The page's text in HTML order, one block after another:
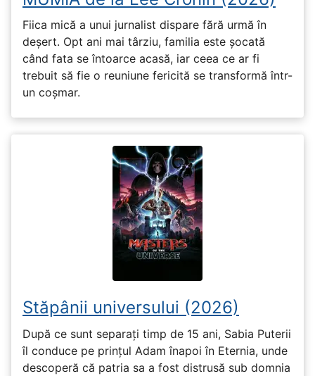
Fiica mică a unui jurnalist dispare fără urmă în
deșert. Opt ani mai târziu, familia este șocată
când fata se întoarce acasă, iar ceea ce ar fi
trebuit să fie o reuniune fericită se transformă într-
un coșmar.
Stăpânii universului (2026)
După ce sunt separați timp de 15 ani, Sabia Puterii
îl conduce pe prințul Adam înapoi în Eternia, unde
descoperă că patria sa a fost distrusă sub domnia